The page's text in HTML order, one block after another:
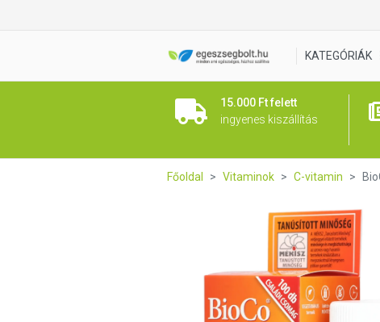
KATEGÓRIÁK
15.000 Ft felett
ingyenes kiszállítás
Főoldal Vitaminok C-vitamin